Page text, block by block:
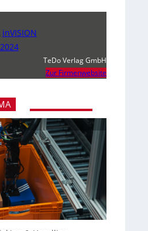
inVISION
TeDo Verlag GmbH
Zur Firmenwebsite